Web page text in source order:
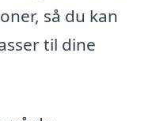
så du kan
til dine